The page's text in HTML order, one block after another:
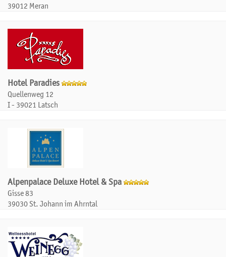
39012 Meran
Hotel Paradies
Quellenweg 12
I - 39021 Latsch
Alpenpalace Deluxe Hotel & Spa
Gisse 83
39030 St. Johann im Ahrntal